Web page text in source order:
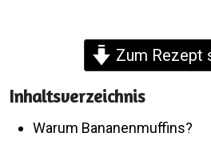
Zum Rezept
Inhaltsverzeichnis
Warum Bananenmuffins?